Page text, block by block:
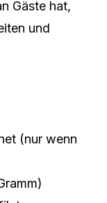
Gäste hat,
und
(nur wenn